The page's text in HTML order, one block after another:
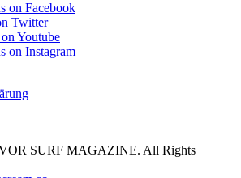
on Facebook
Twitter
Youtube
on Instagram
SURF MAGAZINE. All Rights